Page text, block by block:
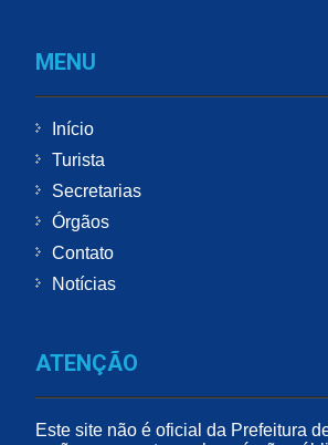
MENU
Início
Turista
Secretarias
Órgãos
Contato
Notícias
ATENÇÃO
Este site não é oficial da Prefeitura